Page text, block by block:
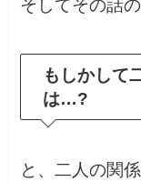
そしてその話の
もしかして
は…?
と、二人の関